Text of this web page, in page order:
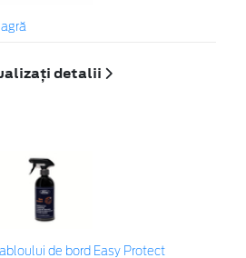
detalii
de bord Easy Protect